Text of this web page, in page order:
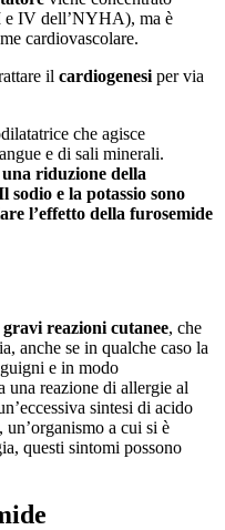
e IV dell’NYHA), ma è
cardiovascolare.
il cardiogenesi per via
che agisce
e di sali minerali.
riduzione della
sodio e la potassio sono
l’effetto della furosemide
gravi reazioni cutanee, che
anche se in qualche caso la
e in modo
una reazione di allergie al
sintesi di acido
, un’organismo a cui si è
questi sintomi possono